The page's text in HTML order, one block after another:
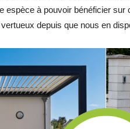
espèce à pouvoir bénéficier
depuis que nous en